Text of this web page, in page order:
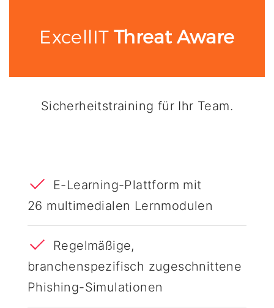
ExcellIT Threat Aware
Sicherheitstraining für Ihr Team.
E-Learning-Plattform mit
26 multimedialen Lernmodulen
Regelmäßige,
branchenspezifisch zugeschnittene
Phishing-Simulationen